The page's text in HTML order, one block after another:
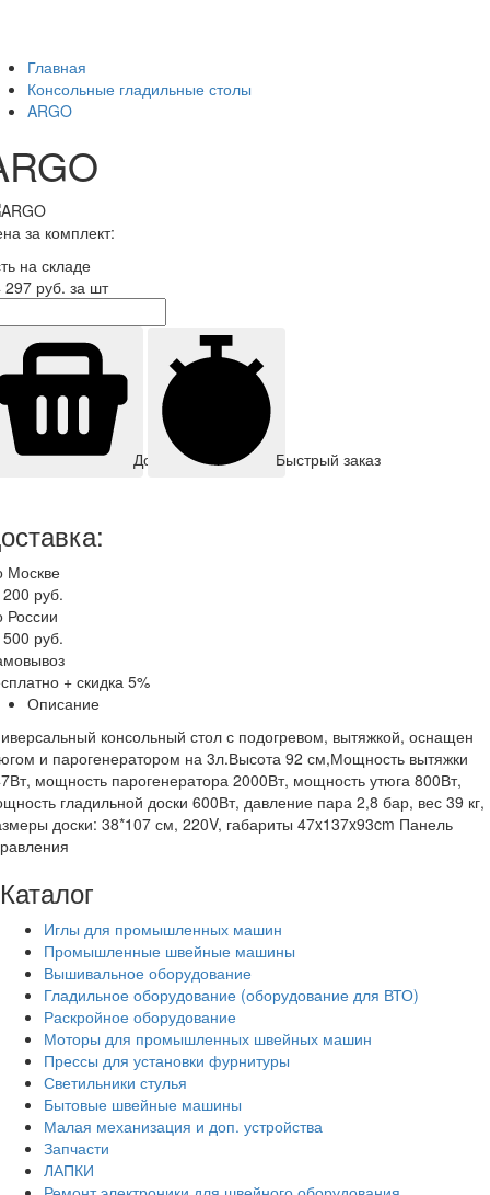
Главная
Консольные гладильные столы
ARGO
за комплект:
на складе
297 руб. за шт
Добавить корзину Быстрый заказ
Москве
200 руб.
России
500 руб.
+ скидка 5%
Описание
консольный стол с подогревом, вытяжкой, оснащен
и парогенератором на 3л.Высота 92 см,Мощность вытяжки
мощность парогенератора 2000Вт, мощность утюга 800Вт,
гладильной доски 600Вт, давление пара 2,8 бар, вес 39 кг,
доски: 38*107 см, 220V, габариты 47x137x93cm Панель
Каталог
Иглы для промышленных машин
Промышленные швейные машины
Вышивальное оборудование
Гладильное оборудование (оборудование для ВТО)
Раскройное оборудование
Моторы для промышленных швейных машин
Прессы для установки фурнитуры
Светильники стулья
Бытовые швейные машины
Малая механизация и доп. устройства
Запчасти
ЛАПКИ